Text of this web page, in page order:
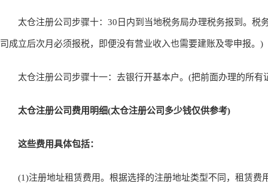
太仓注册公司步骤十：30日内到当地税务局办理税务报到。税
司成立后次月必须报税，即便没有营业收入也需要建账及零申报。)
太仓注册公司步骤十一：去银行开基本户。(把前面办理的所有
太仓注册公司费用明细(太仓注册公司多少钱仅供参考)
这些费用具体包括：
(1)注册地址租赁费用。根据选择的注册地址类型不同，租赁费